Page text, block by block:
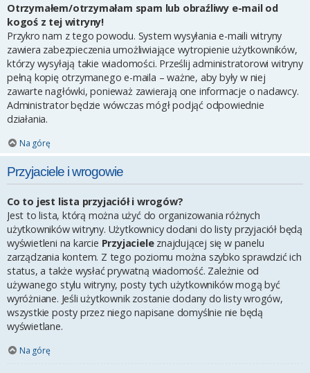
Otrzymałem/otrzymałam spam lub obraźliwy e-mail od
kogoś z tej witryny!
Przykro nam z tego powodu. System wysyłania e-maili witryny
zawiera zabezpieczenia umożliwiające wytropienie użytkowników,
którzy wysyłają takie wiadomości. Prześlij administratorowi witryny
pełną kopię otrzymanego e-maila – ważne, aby były w niej
zawarte nagłówki, ponieważ zawierają one informacje o nadawcy.
Administrator będzie wówczas mógł podjąć odpowiednie
działania.
Na górę
Przyjaciele i wrogowie
Co to jest lista przyjaciół i wrogów?
Jest to lista, którą można użyć do organizowania różnych
użytkowników witryny. Użytkownicy dodani do listy przyjaciół będą
wyświetleni na karcie Przyjacieleznajdującej się w panelu
zarządzania kontem. Z tego poziomu można szybko sprawdzić ich
status, a także wysłać prywatną wiadomość. Zależnie od
używanego stylu witryny, posty tych użytkowników mogą być
wyróżniane. Jeśli użytkownik zostanie dodany do listy wrogów,
wszystkie posty przez niego napisane domyślnie nie będą
wyświetlane.
Na górę